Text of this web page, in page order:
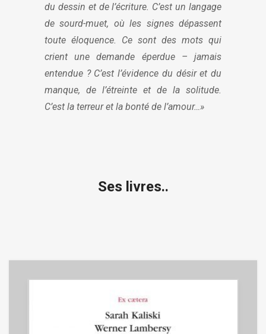
du dessin et de l’écriture. C’est un langage
de sourd-muet, où les signes dépassent
toute éloquence. Ce sont des mots qui
crient une demande éperdue – jamais
entendue ? C’est l’évidence du désir et du
manque, de l’étreinte et de la solitude.
C’est la terreur et la bonté de l’amour…»
Ses livres..